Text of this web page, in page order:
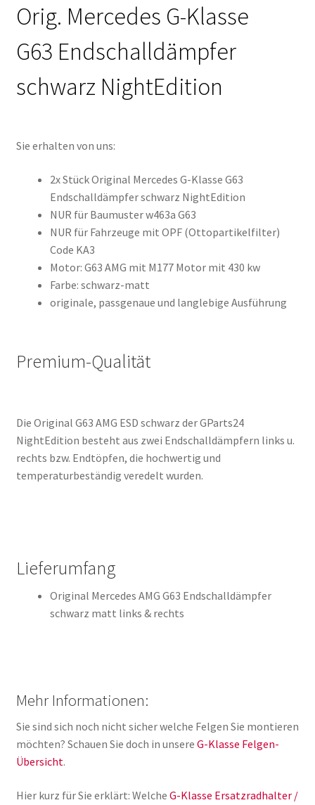
Orig. Mercedes G-Klasse
G63 Endschalldämpfer
schwarz NightEdition
Sie erhalten von uns:
2x Stück Original Mercedes G-Klasse G63
Endschalldämpfer schwarz NightEdition
NUR für Baumuster w463a G63
NUR für Fahrzeuge mit OPF (Ottopartikelfilter)
Code KA3
Motor: G63 AMG mit M177 Motor mit 430 kw
Farbe: schwarz-matt
originale, passgenaue und langlebige Ausführung
Premium-Qualität
Die Original G63 AMG ESD schwarz der GParts24
NightEdition besteht aus zwei Endschalldämpfern links u.
rechts bzw. Endtöpfen, die hochwertig und
temperaturbeständig veredelt wurden.
Lieferumfang
Original Mercedes AMG G63 Endschalldämpfer
schwarz matt links & rechts
Mehr Informationen:
Sie sind sich noch nicht sicher welche Felgen Sie montieren
möchten? Schauen Sie doch in unsere G-Klasse Felgen-
Übersicht.
Hier kurz für Sie erklärt: Welche G-Klasse Ersatzradhalter /